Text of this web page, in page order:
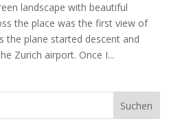
landscape with beautiful
the place was the first view of
the plane started descent and
Zurich airport. Once I...